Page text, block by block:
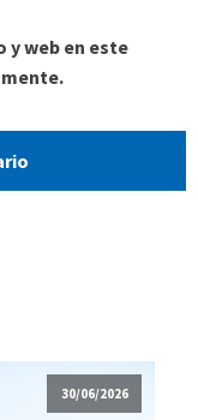
y web en este
30/06/2026